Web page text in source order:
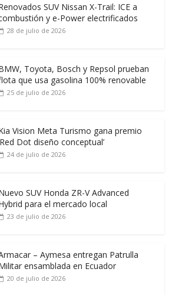
SUV Nissan X-Trail: ICE a
y e-Power electrificados
28 de julio de 2026
Toyota, Bosch y Repsol prueban
que usa gasolina 100% renovable
25 de julio de 2026
Vision Meta Turismo gana premio
Dot diseño conceptual’
24 de julio de 2026
SUV Honda ZR-V Advanced
para el mercado local
23 de julio de 2026
– Aymesa entregan Patrulla
ensamblada en Ecuador
20 de julio de 2026